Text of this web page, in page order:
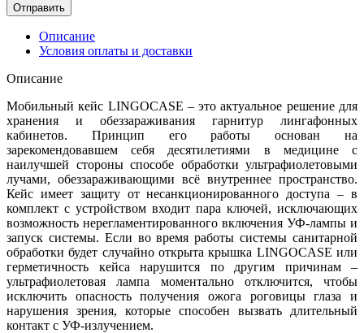
Отправить
Описание
Условия оплаты и доставки
Описание
Мобильный кейс LINGOCASE – это актуальное решение для
хранения и обеззараживания гарнитур лингафонных
кабинетов. Принцип его работы основан на
зарекомендовавшем себя десятилетиями в медицине с
наилучшей стороны способе обработки ультрафиолетовыми
лучами, обеззараживающими всё внутреннее пространство.
Кейс имеет защиту от несанкционированного доступа – в
комплект с устройством входит пара ключей, исключающих
возможность нерегламентированного включения УФ-лампы и
запуск системы. Если во время работы системы санитарной
обработки будет случайно открыта крышка LINGOCASE или
герметичность кейса нарушится по другим причинам –
ультрафиолетовая лампа моментально отключится, чтобы
исключить опасность получения ожога роговицы глаза и
нарушения зрения, которые способен вызвать длительный
контакт с УФ-излучением.